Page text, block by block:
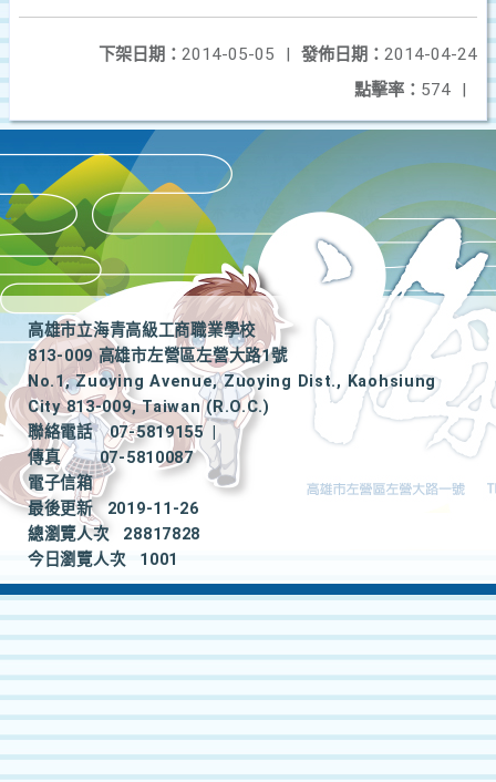
發佈日期： 2014-04-24
下架日期： 2014-05-05
|
點擊率： 574 |
高雄市立海青高級工商職業學校
813-009 高雄市左營區左營大路1號
No.1, Zuoying Avenue, Zuoying Dist., Kaohsiung
City 813-009, Taiwan (R.O.C.)
聯絡電話
07-5819155
|
傳真
07-5810087
電子信箱
最後更新
2019-11-26
總瀏覽人次
28817828
今日瀏覽人次
1001